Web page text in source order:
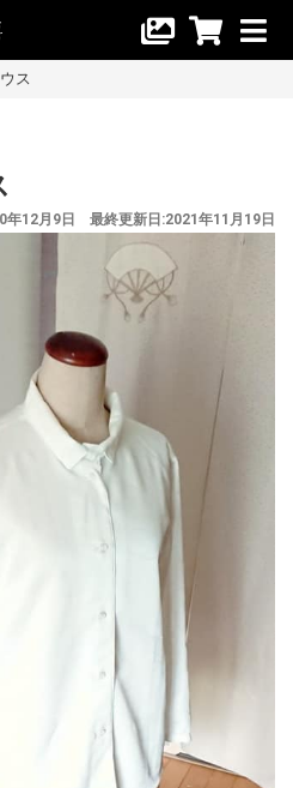
ス
年12月9日 最終更新日:2021年11月19日